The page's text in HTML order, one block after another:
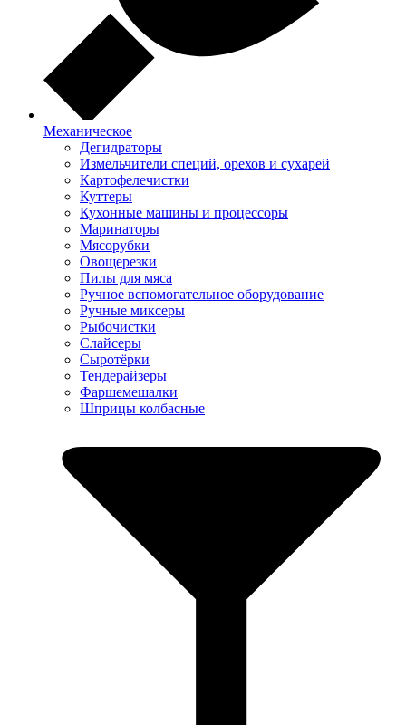
Механическое
Дегидраторы
Измельчители специй, орехов и сухарей
Картофелечистки
Куттеры
Кухонные машины и процессоры
Маринаторы
Мясорубки
Овощерезки
Пилы для мяса
Ручное вспомогательное оборудование
Ручные миксеры
Рыбочистки
Слайсеры
Сыротёрки
Тендерайзеры
Фаршемешалки
Шприцы колбасные